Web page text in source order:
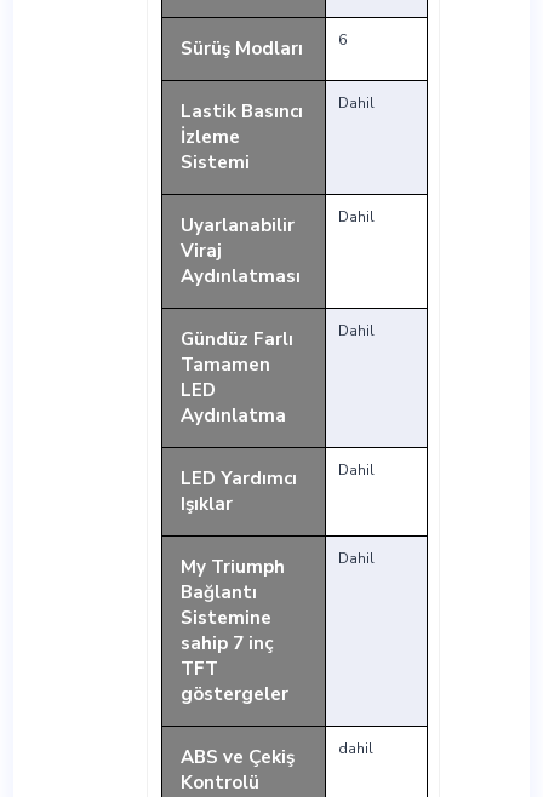
Sürüş Modları 6
Lastik Basıncı
İzleme
Sistemi
Dahil
Uyarlanabilir
Viraj
Aydınlatması
Dahil
Gündüz Farlı
Tamamen
LED
Aydınlatma
Dahil
LED Yardımcı
Işıklar
Dahil
My Triumph
Bağlantı
Sistemine
sahip 7 inç
TFT
göstergeler
Dahil
ABS ve Çekiş
Kontrolü
dahil